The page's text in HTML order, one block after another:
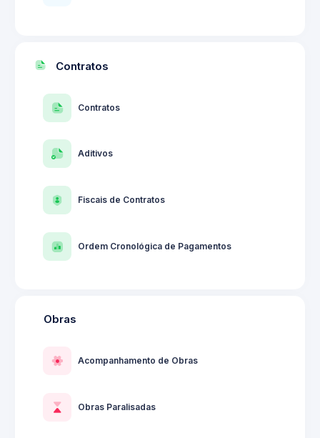
Contratos
Contratos
Aditivos
Fiscais de Contratos
Ordem Cronológica de Pagamentos
Obras
Acompanhamento de Obras
Obras Paralisadas